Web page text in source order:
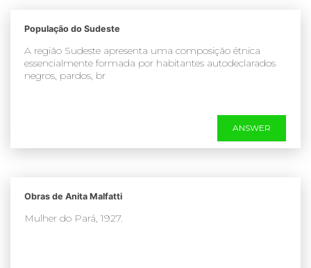
População do Sudeste
A região Sudeste apresenta uma composição étnica
essencialmente formada por habitantes autodeclarados
negros, pardos, br
ANSWER
Obras de Anita Malfatti
Mulher do Pará, 1927.